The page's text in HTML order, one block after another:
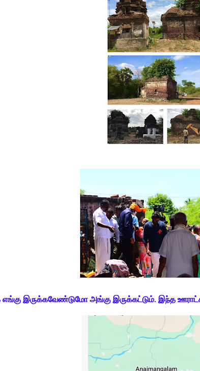
எங்கு இருக்கவேண்டுமோ அங்கு இருக்கட்டும். இந்த